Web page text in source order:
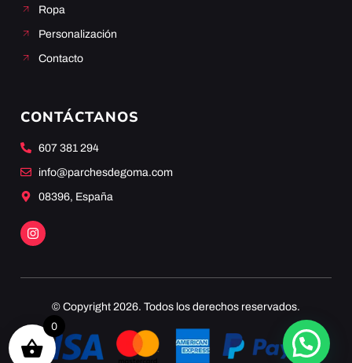
Ropa
Personalización
Contacto
CONTÁCTANOS
607 381 294
info@parchesdegoma.com
08396, España
© Copyright 2026. Todos los derechos reservados.
0